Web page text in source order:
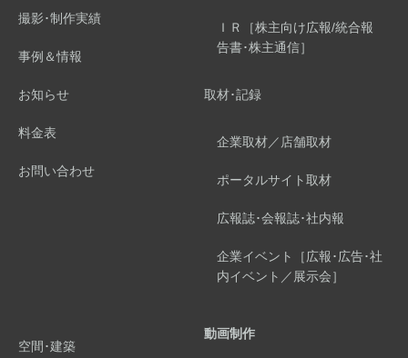
撮影･制作実績
事例＆情報
お知らせ
料金表
お問い合わせ
ＩＲ［株主向け広報/統合報
告書･株主通信］
取材･記録
企業取材／店舗取材
ポータルサイト取材
広報誌･会報誌･社内報
企業イベント［広報･広告･社
内イベント／展示会］
空間･建築
動画制作